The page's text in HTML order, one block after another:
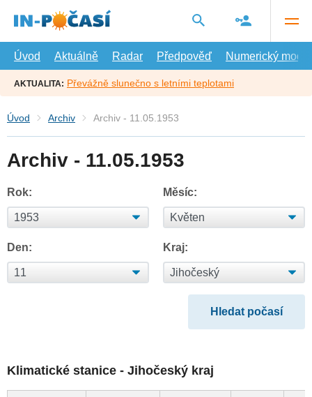
hlavní
Úvod
Aktuálně Radar Předpověď Numerický model
AKTUALITA: Převážně slunečno s letními teplotami
Úvod Archiv Archiv - 11.05.1953
Archiv - 11.05.1953
Rok: Měsíc:
Den: Kraj:
Klimatické stanice - Jihočeský kraj